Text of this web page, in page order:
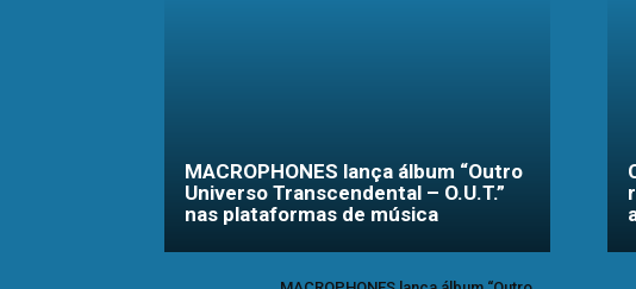
MACROPHONES lança álbum “Outro
Universo Transcendental – O.U.T.”
nas plataformas de música